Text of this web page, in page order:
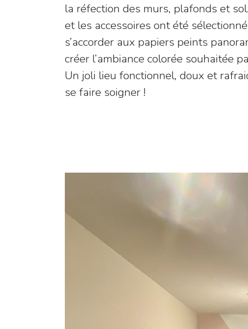
la réfection des murs, plafonds et
et les accessoires ont été
s’accorder aux papiers peints
créer l’ambiance colorée souhaitée
Un joli lieu fonctionnel, doux et
se faire soigner !